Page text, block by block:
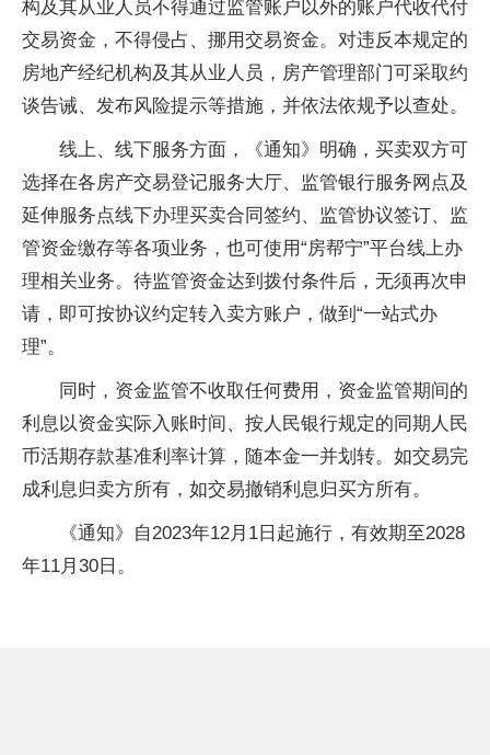
构及其从业人员不得通过监管账户以外的账户代收代付
交易资金，不得侵占、挪用交易资金。对违反本规定的
房地产经纪机构及其从业人员，房产管理部门可采取约
谈告诫、发布风险提示等措施，并依法依规予以查处。
线上、线下服务方面，《通知》明确，买卖双方可
选择在各房产交易登记服务大厅、监管银行服务网点及
延伸服务点线下办理买卖合同签约、监管协议签订、监
管资金缴存等各项业务，也可使用“房帮宁”平台线上办
理相关业务。待监管资金达到拨付条件后，无须再次申
请，即可按协议约定转入卖方账户，做到“一站式办
理”。
同时，资金监管不收取任何费用，资金监管期间的
利息以资金实际入账时间、按人民银行规定的同期人民
币活期存款基准利率计算，随本金一并划转。如交易完
成利息归卖方所有，如交易撤销利息归买方所有。
《通知》自2023年12月1日起施行，有效期至2028
年11月30日。